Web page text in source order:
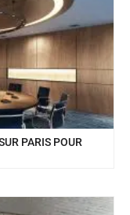
PARIS POUR